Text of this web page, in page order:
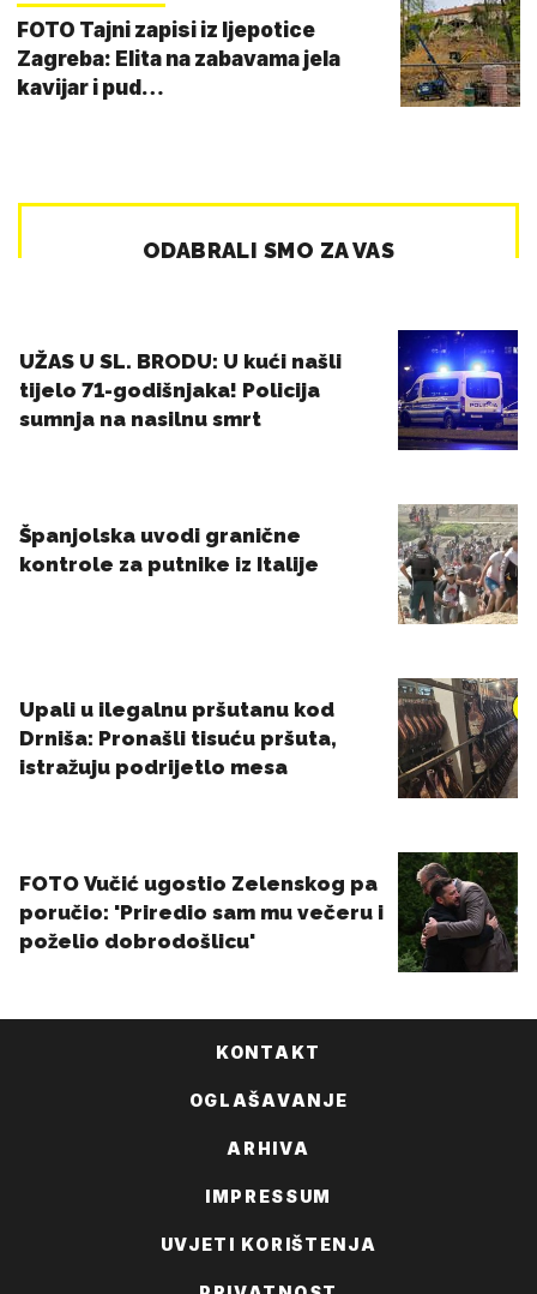
FOTO Tajni zapisi iz ljepotice
Zagreba: Elita na zabavama jela
kavijar i pud…
KONTAKT
OGLAŠAVANJE
ARHIVA
IMPRESSUM
UVJETI KORIŠTENJA